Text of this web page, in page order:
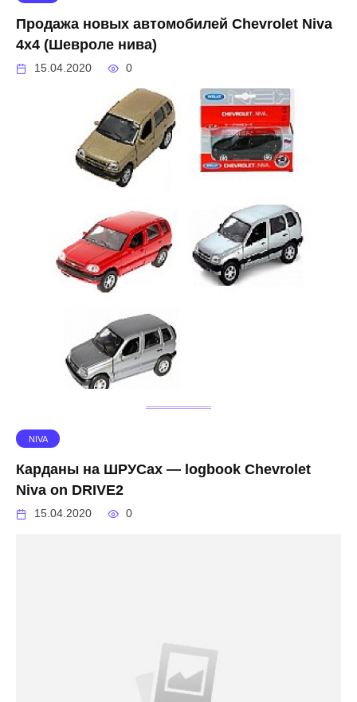
Продажа новых автомобилей Chevrolet Niva
4х4 (Шевроле нива)
15.04.2020 0
NIVA
Карданы на ШРУСах — logbook Chevrolet
Niva on DRIVE2
15.04.2020 0